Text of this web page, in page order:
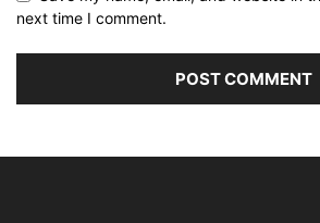
next time I comment.